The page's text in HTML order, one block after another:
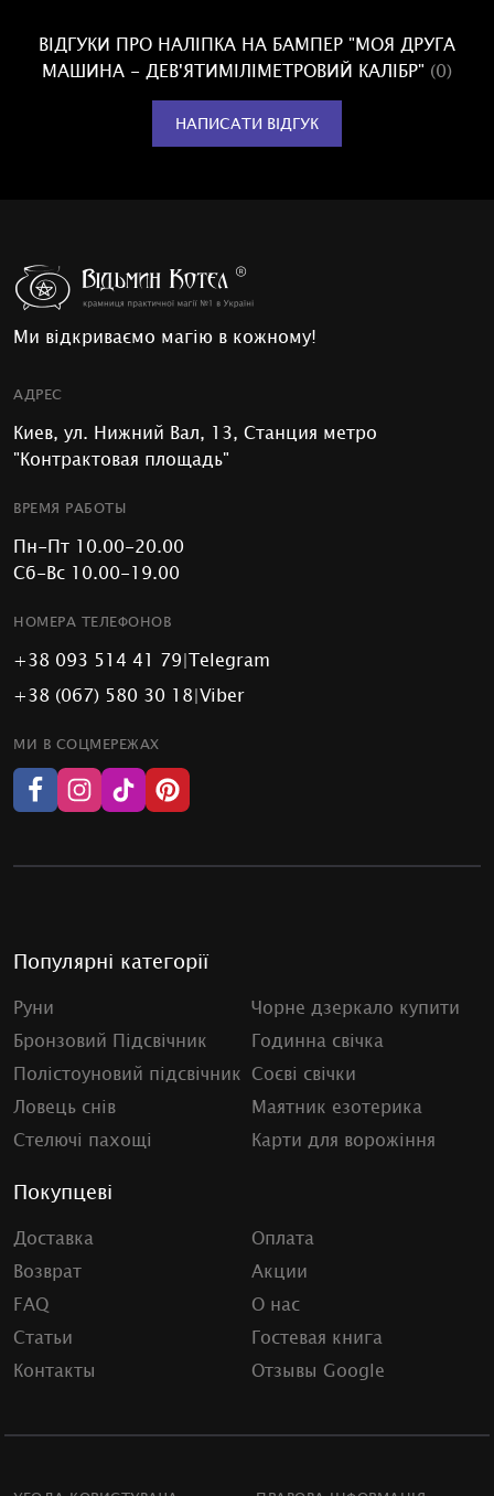
ВІДГУКИ ПРО НАЛІПКА НА БАМПЕР "МОЯ ДРУГА
МАШИНА - ДЕВ'ЯТИМІЛІМЕТРОВИЙ КАЛІБР" (0)
НАПИСАТИ ВІДГУК
Ми відкриваємо магію в кожному!
АДРЕС
Киев, ул. Нижний Вал, 13, Станция метро
"Контрактовая площадь"
ВРЕМЯ РАБОТЫ
Пн-Пт 10.00-20.00
Сб-Вс 10.00-19.00
НОМЕРА ТЕЛЕФОНОВ
+38 093 514 41 79|Telegram
+38 (067) 580 30 18|Viber
МИ В СОЦМЕРЕЖАХ
Популярні категорії
Руни
Чорне дзеркало купити
Бронзовий Підсвічник
Годинна свічка
Полістоуновий підсвічник Соєві свічки
Ловець снів
Маятник езотерика
Стелючі пахощі
Карти для ворожіння
Покупцеві
Доставка
Оплата
Возврат
Акции
FAQ
О нас
Статьи
Гостевая книга
Контакты
Отзывы Google